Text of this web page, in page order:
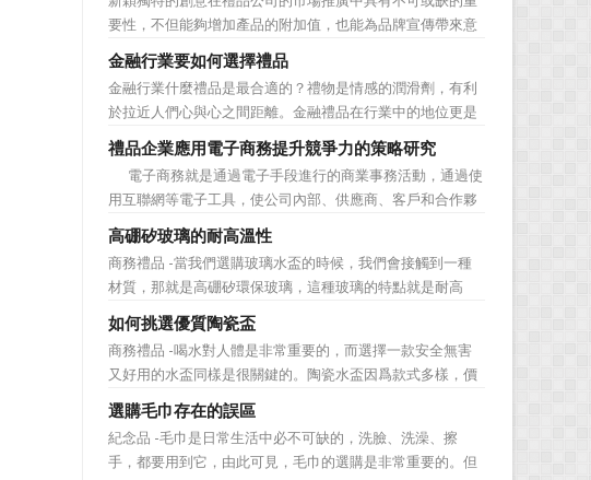
黯然失色，出現裂痕和破損的痕跡，今天小編就爲大家分享
真皮皮帶的注意事項...
要性，不但能夠增加產品的附加值，也能為品牌宣傳帶來意
想不到的促進作用。禮品公司如果能夠巧妙運用這些獨具創
意的宣傳禮品來提升宣傳技巧，在終端推廣中將更具競爭
力。 打火機、煙灰缸、鑰匙鏈、毛巾……當今市場上的
宣傳品幾乎是司空...
金融行業要如何選擇禮品
金融行業什麼禮品是最合適的？禮物是情感的潤滑劑，有利
於拉近人們心與心之間距離。金融禮品在行業中的地位更是
不容忽視，因為禮品即是企業形象的象徵，又是企業地位的
彰顯，同時對收禮人來說，一份禮物的永恆意義是語言難以
企及的。難怪有人曾說：再省也不能省禮物，再窮也不能窮
送禮。但是，禮品選擇...
禮品企業應用電子商務提升競爭力的策略研究
電子商務就是通過電子手段進行的商業事務活動，通過使
用互聯網等電子工具，使公司內部、供應商、客戶和合作夥
伴之間，利用電子業務共享信息，實現企業間業務流程的電
子化，配合企業內部的電子化生產管理系統，提高企業的生
產、庫存、流通和資金等各個環節的效率。它具有結構性、
動態性、社...
高硼矽玻璃的耐高溫性
商務禮品 -當我們選購玻璃水盃的時候，我們會接觸到一種
材質，那就是高硼矽環保玻璃，這種玻璃的特點就是耐高
溫，那麼這個耐高溫的溫度限製和準確的含義是什麼呢?禮品
紅的小編給大家總結如下。 耐熱玻璃【Heat-resistant
glass】是指含有耐熱性強的硼酸﹑矽酸成分,能夠...
如何挑選優質陶瓷盃
商務禮品 -喝水對人體是非常重要的，而選擇一款安全無害
又好用的水盃同樣是很關鍵的。陶瓷水盃因爲款式多樣，價
格實惠等優勢受到消費者歡迎。陶瓷看起來很乾淨，而且很
有質感。如何挑選優質陶瓷盃?很多人想必都不是很了解。今
天，禮品紅小編給大家分享一些陶瓷盃選購需要注意的問
題。 陶瓷...
選購毛巾存在的誤區
紀念品 -毛巾是日常生活中必不可缺的，洗臉、洗澡、擦
手，都要用到它，由此可見，毛巾的選購是非常重要的。但